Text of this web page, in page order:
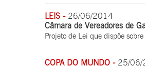
LEIS - 26/06/2014
Câmara de Vereadores de
Projeto de Lei que dispõe
COPA DO MUNDO - 25/06/